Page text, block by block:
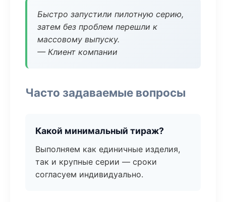
Быстро запустили пилотную серию,
затем без проблем перешли к
массовому выпуску.
— Клиент компании
Часто задаваемые вопросы
Какой минимальный тираж?
Выполняем как единичные изделия,
так и крупные серии — сроки
согласуем индивидуально.